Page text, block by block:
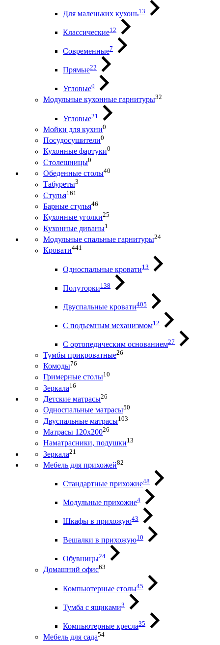
Для маленьких кухонь13
Классические12
Современные7
Прямые22
Угловые0
Модульные кухонные гарнитуры32
Угловые21
Мойки для кухни0
Посудосушители0
Кухонные фартуки0
Столешницы0
Обеденные столы40
Табуреты3
Стулья161
Барные стулья46
Кухонные уголки25
Кухонные диваны1
Модульные спальные гарнитуры24
Кровати441
Односпальные кровати13
Полуторки138
Двуспальные кровати405
С подъемным механизмом12
С ортопедическим основанием27
Тумбы прикроватные26
Комоды76
Гримерные столы10
Зеркала16
Детские матрасы26
Односпальные матрасы50
Двуспальные матрасы103
Матрасы 120х20026
Наматрасники, подушки13
Зеркала21
Мебель для прихожей82
Стандартные прихожие48
Модульные прихожие4
Шкафы в прихожую43
Вешалки в прихожую10
Обувницы24
Домашний офис63
Компьютерные столы45
Тумба с ящиками3
Компьютерные кресла35
Мебель для сада54